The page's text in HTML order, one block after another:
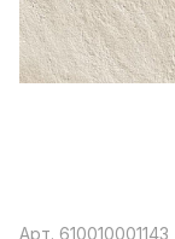
Арт. 610010001143